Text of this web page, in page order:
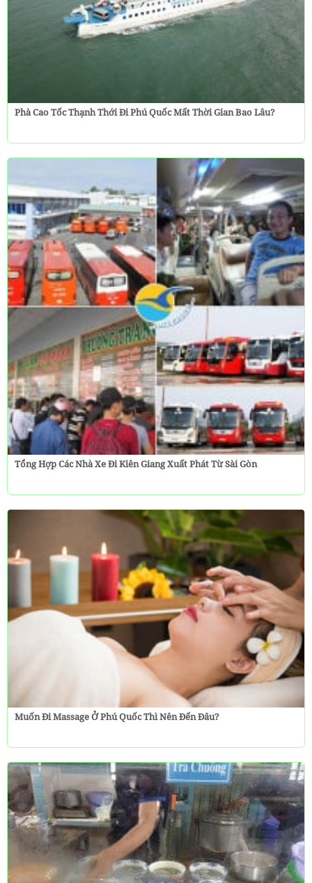
Phà Cao Tốc Thạnh Thới Đi Phú Quốc Mất Thời Gian Bao Lâu?
Tổng Hợp Các Nhà Xe Đi Kiên Giang Xuất Phát Từ Sài Gòn
Muốn Đi Massage Ở Phú Quốc Thì Nên Đến Đâu?